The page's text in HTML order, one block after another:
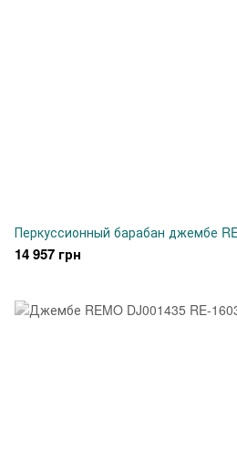
Перкуссионный барабан джембе
14 957 грн